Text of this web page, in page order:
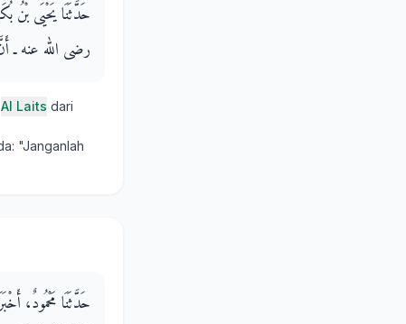
حَدَّثَنَا يَحْيَى بْنُ
رضى الله عنه ـ
Al Laits dari
"Janganlah
حَدَّثَنَا مَحْمُودٌ،